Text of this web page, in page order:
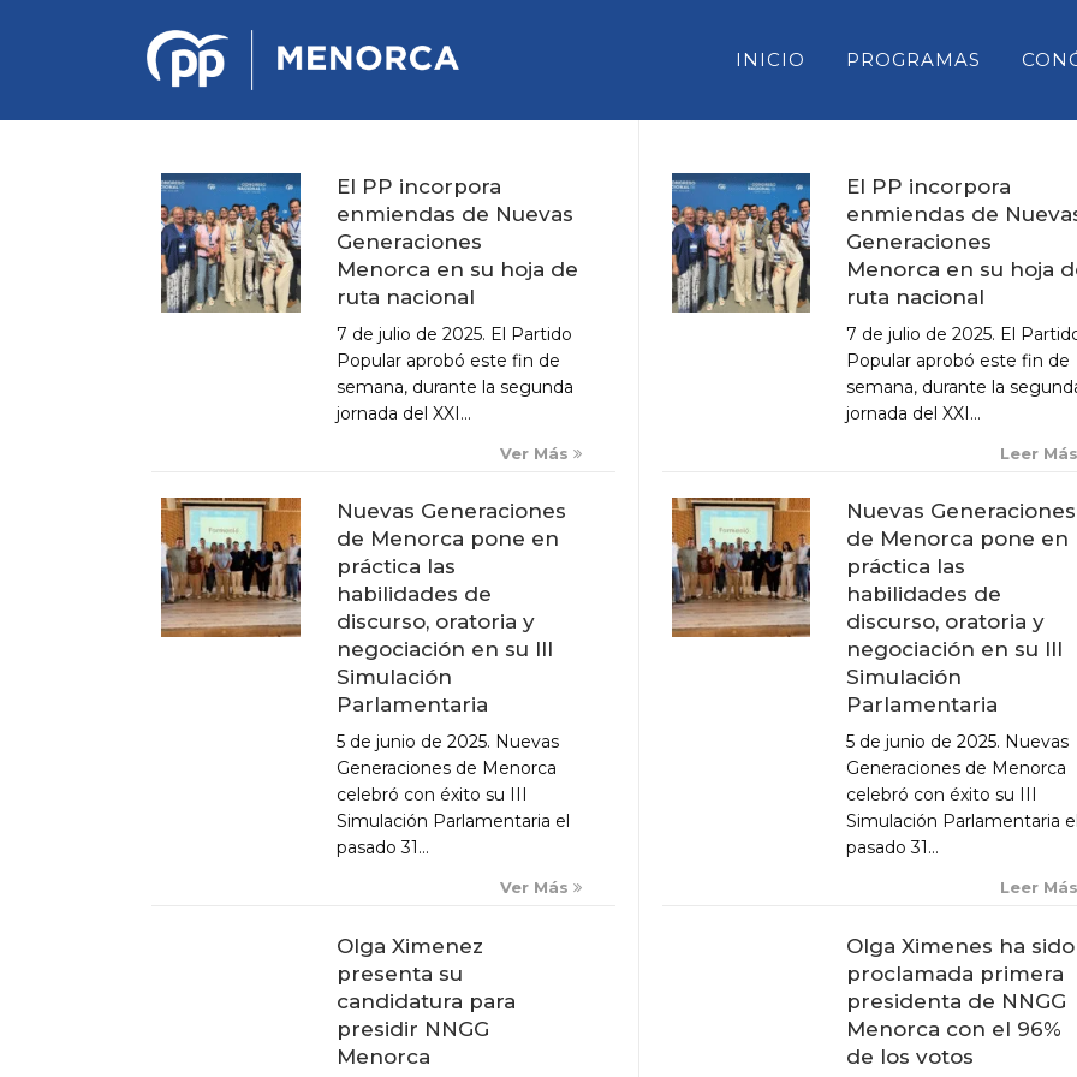
INICIO PROGRAMAS
PONENCIA DE ESTRATEGIA
POLÍTICA Y ECONÓMICA
REGLAMENTO DE ORGANIZACIÓN
DOCUMENTOS DEL 12 CONGRESO
INSULAR DE MENORCA
CONGRESO EXTRAORDINARIO PARA
LA ELECCIÓN DÉ COMITÉS
CONSELL INSULAR DE
PARLAMENT DE LES ILLES
CONGRESO DE DIPUTADOS
SENADO
X CONGRESO NNGG MENORCA
EQUIPO DIRECTIVO NN.GG.
PONENCIA DE REGLAMENTO Y
El PP incorpora
enmiendas de Nuevas
Generaciones
Menorca en su hoja de
ruta nacional
7 de julio de 2025. El Partido
Popular aprobó este fin de
semana, durante la segunda
jornada del XXI...
Ver Más
Nuevas Generaciones
de Menorca pone en
práctica las
habilidades de
discurso, oratoria y
negociación en su III
Simulación
Parlamentaria
5 de junio de 2025. Nuevas
Generaciones de Menorca
celebró con éxito su III
Simulación Parlamentaria el
pasado 31...
Ver Más
Olga Ximenez
presenta su
candidatura para
presidir NNGG
Menorca
El PP incorpora
enmiendas de
Generaciones
Menorca en su hoja
ruta nacional
7 de julio de 2025. El
Popular aprobó este fin de
semana, durante la
jornada del XXI...
Leer Más
Nuevas Generaciones
de Menorca pone en
práctica las
habilidades de
discurso, oratoria y
negociación en su III
Simulación
Parlamentaria
5 de junio de 2025. Nuevas
Generaciones de Menorca
celebró con éxito su III
Simulación Parlamentaria el
pasado 31...
Leer Más
Olga Ximenes ha sido
proclamada primera
presidenta de NNGG
Menorca con el 96%
de los votos